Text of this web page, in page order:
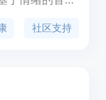
融入日常生
社区支持